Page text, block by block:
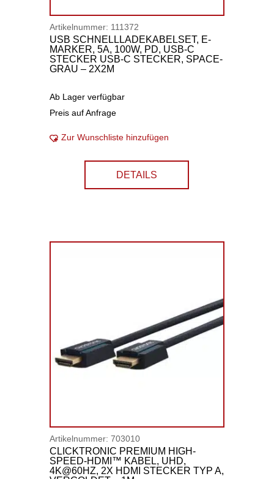
Artikelnummer: 111372
USB SCHNELLLADEKABELSET, E-
MARKER, 5A, 100W, PD, USB-C
STECKER USB-C STECKER, SPACE-
GRAU – 2X2M
Ab Lager verfügbar
Preis auf Anfrage
Zur Wunschliste hinzufügen
DETAILS
Artikelnummer: 703010
CLICKTRONIC PREMIUM HIGH-
SPEED-HDMI™ KABEL, UHD,
4K@60HZ, 2X HDMI STECKER TYP A,